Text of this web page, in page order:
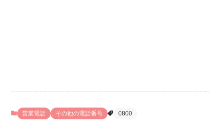
営業電話 その他の電話番号 0800